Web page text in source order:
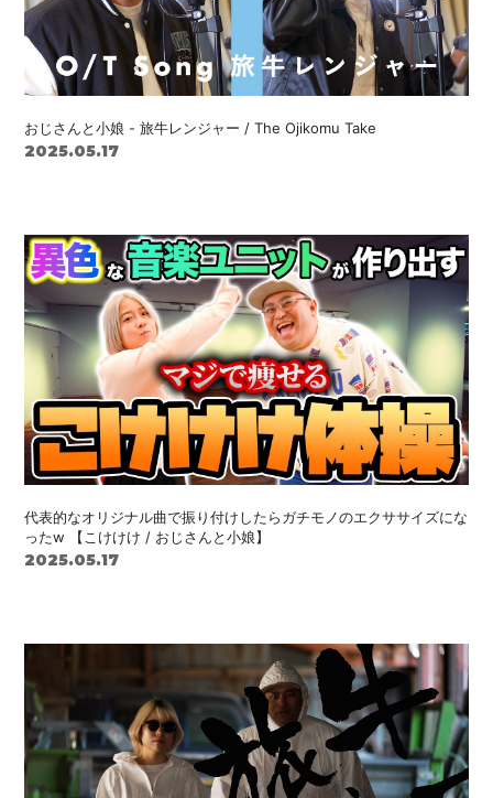
おじさんと小娘 - 旅牛レンジャー / The Ojikomu Take
2025.05.17
代表的なオリジナル曲で振り付けしたらガチモノのエクササイズにな
ったw 【こけけけ / おじさんと小娘】
2025.05.17